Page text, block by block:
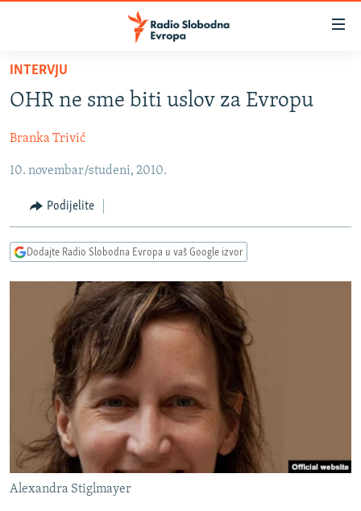
Pređite
glavni
Pređite
na
navigaciju
Pređite
na
pretragu
SRBIJA
KOSOVO
CRNA GORA
VIZUELNO
VIDEO
FOTOGALERIJE
INFOGRAFIKE
PODCASTI
RAT U UKRAJINI
KINA NA BALKANU
RSE PRIČE IZ SVIJETA
ISPRIČAJ MI
DNEVNO@RSE
SPECIJALI RSE
VIŠE OD NASLOVA
GENOCID U SREBRENICI
PRATITE NAS
INTERVJU
OHR ne sme biti uslov za Evropu
Branka Trivić
10. novembar/studeni, 2010.
Podijelite
Dodajte Radio Slobodna Evropa u vaš Google izvor
Alexandra Stiglmayer